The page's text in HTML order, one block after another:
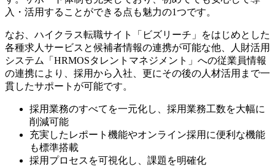
入・活用することができる点も魅力の1つです。
なお、ハイクラス転職サイト「ビズリーチ」をはじめとした
各種求人サービスと候補者情報の連携が可能な他、人財活用
システム「HRMOSタレントマネジメント」への従業員情報
の連携により、採用から入社、更にその後の人材活用まで一
貫したサポートが可能です。
採用業務のすべてを一元化し、採用業務工数を大幅に
削減可能
充実したレポート機能やオンライン採用に便利な機能
も標準搭載
採用プロセスを可視化し、課題を明確化